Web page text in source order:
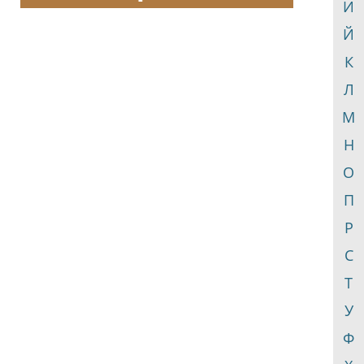
И
Й
К
Л
М
Н
О
П
Р
С
Т
У
Ф